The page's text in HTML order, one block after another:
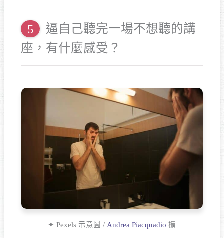
逼自己聽完一場不想聽的講
座，有什麼感受？
✦ Pexels 示意圖 / Andrea Piacquadio 攝